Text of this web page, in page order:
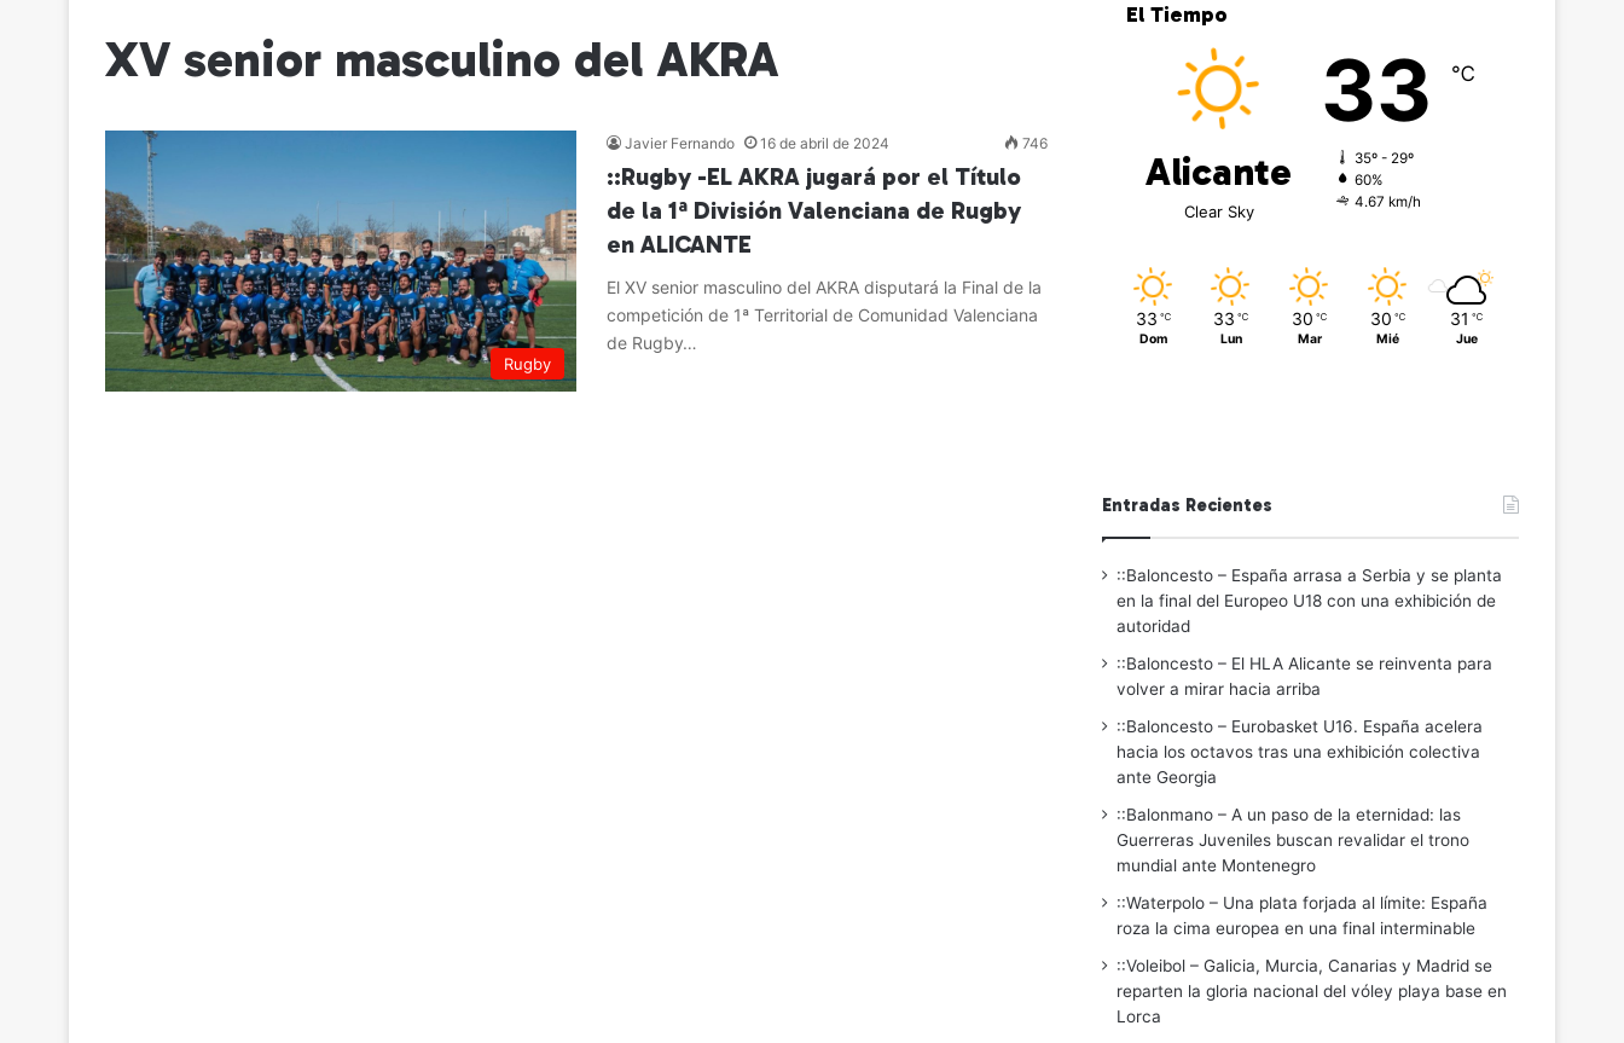
XV senior masculino del AKRA
Rugby
Javier Fernando 16 de abril de 2024 746
::Rugby -EL AKRA jugará por el Título
de la 1ª División Valenciana de Rugby
en ALICANTE
El XV senior masculino del AKRA disputará la Final de la
competición de 1ª Territorial de Comunidad Valenciana
de Rugby…
El Tiempo
Alicante
Clear Sky
33 ℃
35º - 29º
60%
4.67 km/h
33 ℃
Dom
33 ℃
Lun
30 ℃
Mar
30 ℃
Mié
31 ℃
Jue
Entradas Recientes
::Baloncesto – España arrasa a Serbia y se planta
en la final del Europeo U18 con una exhibición de
autoridad
::Baloncesto – El HLA Alicante se reinventa para
volver a mirar hacia arriba
::Baloncesto – Eurobasket U16. España acelera
hacia los octavos tras una exhibición colectiva
ante Georgia
::Balonmano – A un paso de la eternidad: las
Guerreras Juveniles buscan revalidar el trono
mundial ante Montenegro
::Waterpolo – Una plata forjada al límite: España
roza la cima europea en una final interminable
::Voleibol – Galicia, Murcia, Canarias y Madrid se
reparten la gloria nacional del vóley playa base en
Lorca